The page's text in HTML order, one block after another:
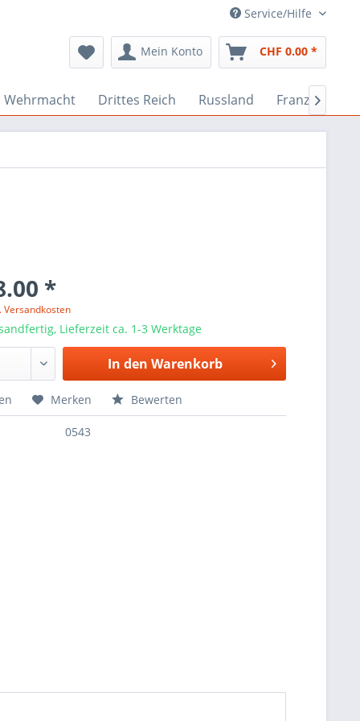
Service/Hilfe
Mein Konto CHF 0.00 *
Wehrmacht Drittes Reich Russland Französisch

*
Versandkosten
Lieferzeit ca. 1-3 Werktage
In den Warenkorb
Merken Bewerten
0543